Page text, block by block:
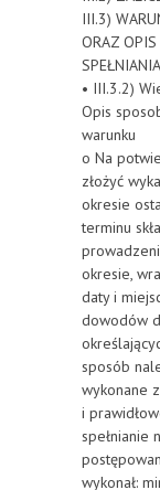
III.3)
ORAZ
• III.3.2)
Opis
warunku
o Na
złożyć
okresie
terminu
okresie,
daty i
dowodów
sposób
wykonane
i
spełnianie
wykonał: